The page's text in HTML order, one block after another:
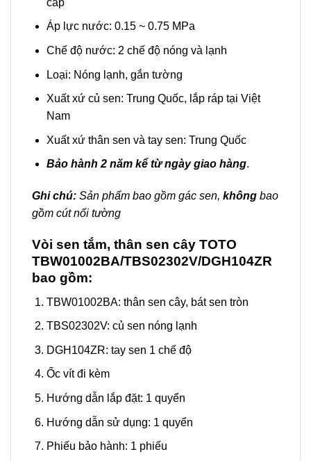
Áp lực nước: 0.15 ~ 0.75 MPa
Chế độ nước: 2 chế độ nóng và lạnh
Loại: Nóng lạnh, gắn tường
Xuất xứ củ sen: Trung Quốc, lắp ráp tại Việt
Nam
Xuất xứ thân sen và tay sen: Trung Quốc
Bảo hành 2 năm kể từ ngày giao hàng.
Ghi chú: Sản phẩm bao gồm gác sen, không bao
gồm cút nối tường
Vòi sen tắm, thân sen cây TOTO
TBW01002BA/TBS02302V/DGH104ZR
bao gồm:
TBW01002BA: thân sen cây, bát sen tròn
TBS02302V: củ sen nóng lạnh
DGH104ZR: tay sen 1 chế độ
Ốc vít đi kèm
Hướng dẫn lắp đặt: 1 quyển
Hướng dẫn sử dụng: 1 quyển
Phiếu bảo hành: 1 phiếu